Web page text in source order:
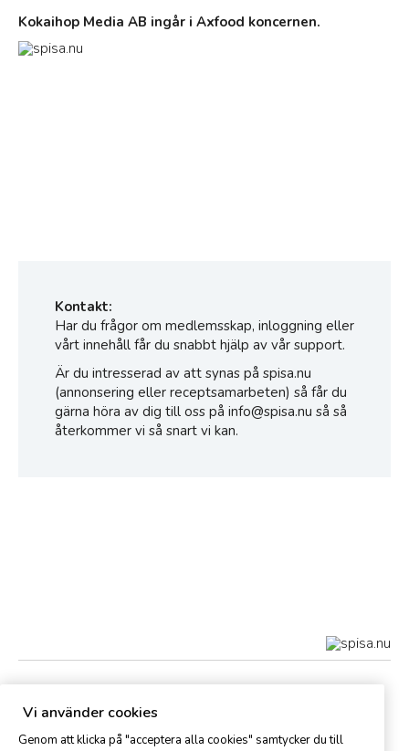
Kokaihop Media AB ingår i Axfood koncernen.
Kontakt:
Har du frågor om medlemsskap, inloggning eller
vårt innehåll får du snabbt hjälp av vår support.
Är du intresserad av att synas på spisa.nu
(annonsering eller receptsamarbeten) så får du
gärna höra av dig till oss på info@spisa.nu så så
återkommer vi så snart vi kan.
Michael Krantz om inget annat anges.
Vi använder cookies
Genom att klicka på "acceptera alla cookies" samtycker du till